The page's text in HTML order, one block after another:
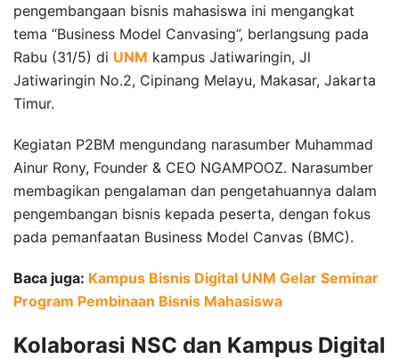
pengembangaan bisnis mahasiswa ini mengangkat
tema “Business Model Canvasing”, berlangsung pada
Rabu (31/5) di UNM kampus Jatiwaringin, Jl
Jatiwaringin No.2, Cipinang Melayu, Makasar, Jakarta
Timur.
Kegiatan P2BM mengundang narasumber Muhammad
Ainur Rony, Founder & CEO NGAMPOOZ. Narasumber
membagikan pengalaman dan pengetahuannya dalam
pengembangan bisnis kepada peserta, dengan fokus
pada pemanfaatan Business Model Canvas (BMC).
Baca juga: Kampus Bisnis Digital UNM Gelar Seminar
Program Pembinaan Bisnis Mahasiswa
Kolaborasi NSC dan Kampus Digital